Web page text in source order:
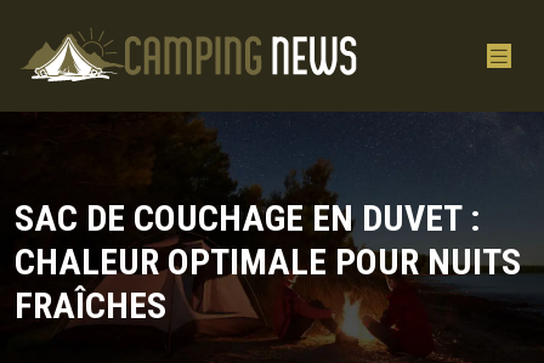
SAC DE COUCHAGE EN DUVET :
CHALEUR OPTIMALE POUR NUITS
FRAÎCHES